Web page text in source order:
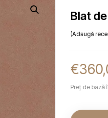
Blat
Adaugă
€
Preț de bază